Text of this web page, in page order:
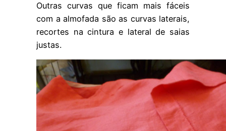
Outras curvas que ficam mais fáceis
com a almofada são as curvas laterais,
recortes na cintura e lateral de saias
justas.